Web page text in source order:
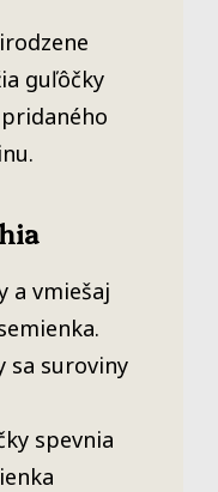
guľôčky
a vmiešaj
sa suroviny
spevnia